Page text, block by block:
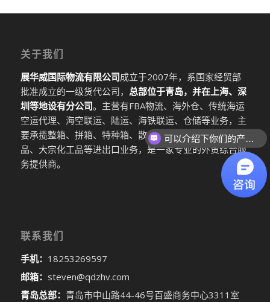
关于我们
展华威国际物流有限公司成立于2007年，系国家经贸部
批准成立的一级货代公司， 总部位于青岛，并在上海、深
圳等地设有分公司。主营有FBA物流、海外仓、传统海运
空运代理、海空联运、陆运、海铁联运、仓储等业务，主
要承揽整箱、拼箱、特种箱、散杂货、私人物品、危险
品、大宗化工品等进出口业务，是一家专业的外贸综合服
务提供商。
联系我们
手机： 18253269597
邮箱： steven@qdzhv.com
青岛总部： 青岛市中山路44-46号百盛商务中心3311室